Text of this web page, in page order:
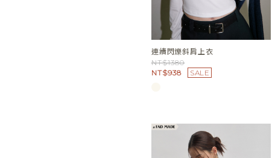
連續閃爍斜肩上衣
NT$1380
NT$938
SALE